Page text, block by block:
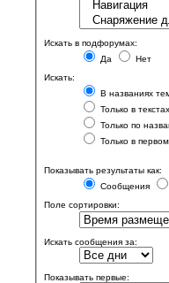
Искать в подфорумах:
Да
Нет
Искать:
В названиях
Только в
Только по
Только в
Показывать результаты как:
Сообщения
Поле сортировки:
Искать сообщения за:
Показывать первые: